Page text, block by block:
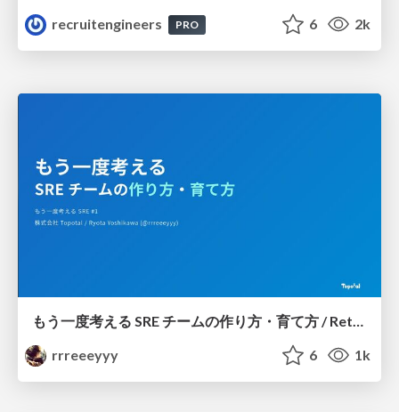
recruitengineers
PRO 6 2k
もう一度考える SRE チームの作り方・育て方 / Rethinking SRE #1: Building and Growing SRE Teams
rrreeeyyy
6 1k